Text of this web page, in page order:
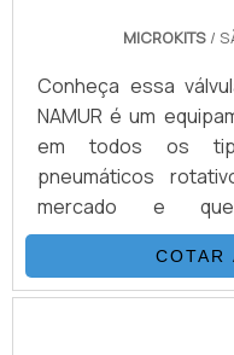
MICROKITS /
Conheça essa
NAMUR é um
em todos os
pneumáticos
mercado e
parâmetros exigidos
abrange as regras
COTAR